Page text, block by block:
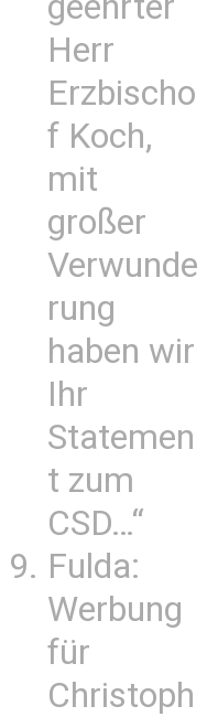
Herr
Erzbischo
f Koch,
mit
großer
Verwunde
rung
haben wir
Ihr
Statemen
t zum
CSD…“
Fulda:
Werbung
für
Christoph